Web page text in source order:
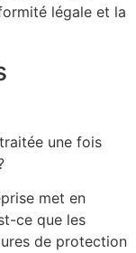
légale et la
une fois
met en
ce que les
de protection